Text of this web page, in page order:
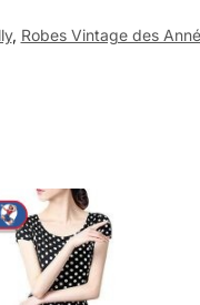
, Robes Vintage des